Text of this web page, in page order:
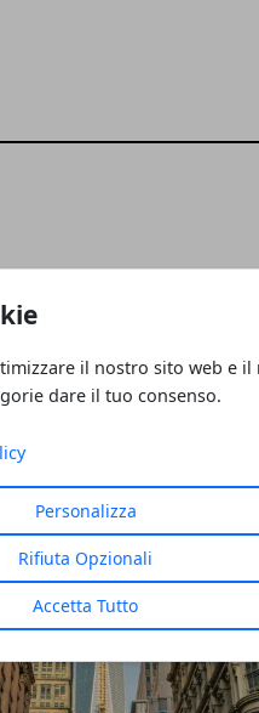
il nostro sito web e il
dare il tuo consenso.
Personalizza
Rifiuta Opzionali
Accetta Tutto